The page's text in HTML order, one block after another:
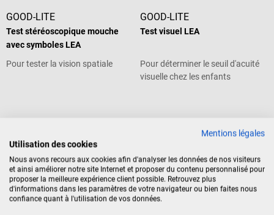
GOOD-LITE
Test stéréoscopique mouche
avec symboles LEA
Pour tester la vision spatiale
359,88 €*
Prix TTC, hors frais de livraison
Ajouter au panier
GOOD-LITE
Test visuel LEA
Pour déterminer le seuil d'acuité
visuelle chez les enfants
Prix TTC, hors frais de livraison
Ajouter au panier
Mentions légales
Utilisation des cookies
Nous avons recours aux cookies afin d'analyser les données de nos visiteurs
et ainsi améliorer notre site Internet et proposer du contenu personnalisé pour
proposer la meilleure expérience client possible. Retrouvez plus
d'informations dans les paramètres de votre navigateur ou bien faites nous
confiance quant à l'utilisation de vos données.